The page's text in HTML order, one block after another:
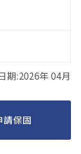
期:2026年 04月
請保固